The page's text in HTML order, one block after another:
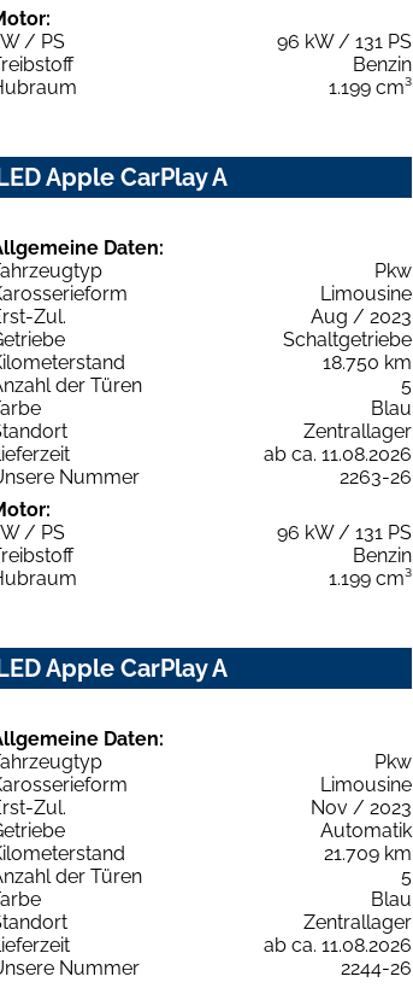
/ PS
96 kW / 131 PS
Benzin
1.199 cm³
Apple CarPlay A
Daten:
Pkw
Limousine
Zul.
Aug / 2023
Schaltgetriebe
18.750 km
der Türen
5
Blau
Zentrallager
ab ca. 11.08.2026
Nummer
2263-26
/ PS
96 kW / 131 PS
Benzin
1.199 cm³
Apple CarPlay A
Daten:
Pkw
Limousine
Zul.
Nov / 2023
Automatik
21.709 km
der Türen
5
Blau
Zentrallager
ab ca. 11.08.2026
Nummer
2244-26